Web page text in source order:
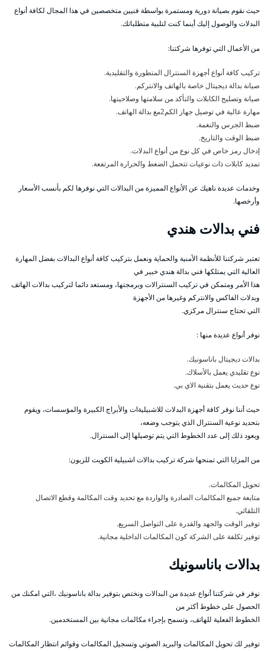
حيث نقوم بصيانة دورية ومستمرة بواسطة فنيين متخصصين في هذا المجال لكافة أنواع
البدلات والوصول إليك أينما كنت لتلبية متطلباتك.
من الأعمال التي توفرها شركتنا:
تركيب كافة أنواع أجهزة السنترال المتطورة والتقليدية.
صيانة بدالة ديجيتال خاصة بالهاتف والانتركم.
صيانة وتصليح الكابلات والتأكد من سلامتها وصلاحيتها.
مهارة عالية في توصيل جهاز الكم2مع بدالة الهاتف.
ضبط الجرس والنغمة.
ضبط الوقت والتاريخ.
إدخال رمز خاص في كل نوع من أنواع البدلات.
تمديد كابلات ذات نوعيات تتحمل الضغط والحرارة المرتفعة.
وخدمات عديدة ناهيك عن الأنواع المميزة من البدالات التي نوفرها لكم بأنسب الأسعار
وأرخصها.
فني بدالات هندي
تعتبر شركتنا للأنظمة الأمنية والحماية ونعمل بتركيب كافة أنواع البدالات بفضل المهارة
العالية التي يمتلكها فني بدالة هندي خبير في
هذا الأمر ومتمكن في تركيب السنترالات وبرمجتها، ومستعد دائما لتركيب بدالات الهاتف
وبدلات الفاكس والانتركم وغيرها من الأجهزة
التي تحتاج سنترال مركزي.
نوفر أنواع عديدة منها :
بدالات ديجيتال باناسونيك.
نوع تقليدي يعمل بالأسلاك.
نوع حديث يعمل بتقنية الاي بي.
حيث أننا نوفر كافة أجهزة البدلات للاشبيليةات والأبراج الكبيرة والمؤسسات، ويقوم
بتحديد نوعية السنترال الذي يتوجب وضعه،
ويعود ذلك إلى عدد الخطوط التي يتم توصيلها إلى السنترال.
من المزايا التي تمنحها شركة تركيب بدالات اشبيلية الكويت للزبون:
تحويل المكالمات.
متابعة جميع المكالمات الصادرة والواردة مع تحديد وقت المكالمة وقطع الاتصال
التلقائي.
توفير الوقت والجهد والقدرة على التواصل السريع.
توفير تكلفة على الشركة كون المكالمات الداخلية مجانية.
بدالات باناسونيك
نوفر في شركتنا أنواع عديدة من البدالات ونختص بتوفير بدالة باناسونيك ،التي امكنك من
الحصول على خطوط أكثر من
الخطوط الفعلية للهاتف، وتسمح بإجراء مكالمات مجانية بين المستخدمين.
توفير لك تحويل المكالمات والبريد الصوتي وتسجيل المكالمات وقوائم انتظار المكالمات